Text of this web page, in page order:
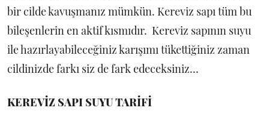
bir cilde kavuşmanız mümkün. Kereviz sapı tüm bu
bileşenlerin en aktif kısmıdır. Kereviz sapının suyu
ile hazırlayabileceğiniz karışımı tükettiğiniz zaman
cildinizde farkı siz de fark edeceksiniz...
KEREVİZ SAPI SUYU TARİFİ